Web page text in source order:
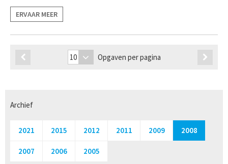
ERVAAR MEER
Opgaven per pagina
Archief
2021 2015 2012 2011 2009 2008
2007 2006 2005